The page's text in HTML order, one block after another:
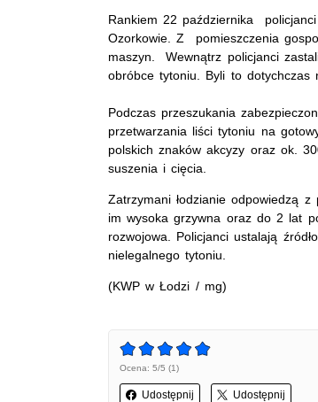
Rankiem 22 października
Ozorkowie. Z pomieszczenia
maszyn. Wewnątrz policjanci
obróbce tytoniu. Byli to dotychczas
Podczas przeszukania
przetwarzania liści tytoniu na
polskich znaków akcyzy oraz ok.
suszenia i cięcia.
Zatrzymani łodzianie odpowiedzą
im wysoka grzywna oraz do 2 lat
rozwojowa. Policjanci ustalają
nielegalnego tytoniu.
(KWP w Łodzi / mg)
Ocena: 5/5 (1)
Udostępnij Udostępnij